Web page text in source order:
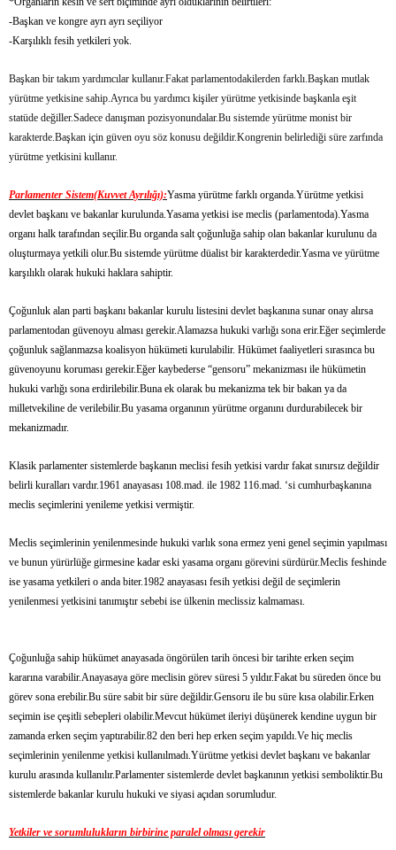
-Başkan ve kongre ayrı ayrı seçiliyor
-Karşılıklı fesih yetkileri yok.
Başkan bir takım yardımcılar kullanır.Fakat parlamentodakilerden farklı.Başkan mutlak
yürütme yetkisine sahip.Ayrıca bu yardımcı kişiler yürütme yetkisinde başkanla eşit
statüde değiller.Sadece danışman pozisyonundalar.Bu sistemde yürütme monist bir
karakterde.Başkan için güven oyu söz konusu değildir.Kongrenin belirlediği süre zarfında
yürütme yetkisini kullanır.
Parlamenter Sistem(Kuvvet Ayrılığı):Yasma yürütme farklı organda.Yürütme yetkisi
devlet başkanı ve bakanlar kurulunda.Yasama yetkisi ise meclis (parlamentoda).Yasma
organı halk tarafından seçilir.Bu organda salt çoğunluğa sahip olan bakanlar kurulunu da
oluşturmaya yetkili olur.Bu sistemde yürütme düalist bir karakterdedir.Yasma ve yürütme
karşılıklı olarak hukuki haklara sahiptir.
Çoğunluk alan parti başkanı bakanlar kurulu listesini devlet başkanına sunar onay alırsa
parlamentodan güvenoyu alması gerekir.Alamazsa hukuki varlığı sona erir.Eğer seçimlerde
çoğunluk sağlanmazsa koalisyon hükümeti kurulabilir. Hükümet faaliyetleri sırasınca bu
güvenoyunu koruması gerekir.Eğer kaybederse “gensoru” mekanizması ile hükümetin
hukuki varlığı sona erdirilebilir.Buna ek olarak bu mekanizma tek bir bakan ya da
milletvekiline de verilebilir.Bu yasama organının yürütme organını durdurabilecek bir
mekanizmadır.
Klasik parlamenter sistemlerde başkanın meclisi fesih yetkisi vardır fakat sınırsız değildir
belirli kuralları vardır.1961 anayasası 108.mad. ile 1982 116.mad. ‘si cumhurbaşkanına
meclis seçimlerini yenileme yetkisi vermiştir.
Meclis seçimlerinin yenilenmesinde hukuki varlık sona ermez yeni genel seçimin yapılması
ve bunun yürürlüğe girmesine kadar eski yasama organı görevini sürdürür.Meclis feshinde
ise yasama yetkileri o anda biter.1982 anayasası fesih yetkisi değil de seçimlerin
yenilenmesi yetkisini tanımıştır sebebi ise ülkenin meclissiz kalmaması.
Çoğunluğa sahip hükümet anayasada öngörülen tarih öncesi bir tarihte erken seçim
kararına varabilir.Anayasaya göre meclisin görev süresi 5 yıldır.Fakat bu süreden önce bu
görev sona erebilir.Bu süre sabit bir süre değildir.Gensoru ile bu süre kısa olabilir.Erken
seçimin ise çeşitli sebepleri olabilir.Mevcut hükümet ileriyi düşünerek kendine uygun bir
zamanda erken seçim yaptırabilir.82 den beri hep erken seçim yapıldı.Ve hiç meclis
seçimlerinin yenilenme yetkisi kullanılmadı.Yürütme yetkisi devlet başkanı ve bakanlar
kurulu arasında kullanılır.Parlamenter sistemlerde devlet başkanının yetkisi semboliktir.Bu
sistemlerde bakanlar kurulu hukuki ve siyasi açıdan sorumludur.
Yetkiler ve sorumlulukların birbirine paralel olması gerekir